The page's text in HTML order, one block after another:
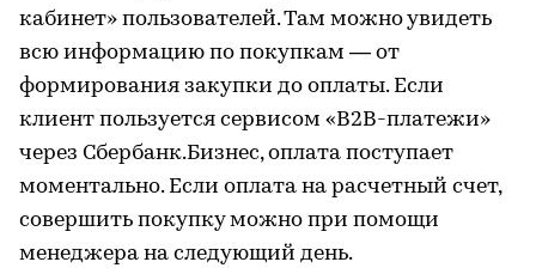
кабинет» пользователей. Там можно увидеть
всю информацию по покупкам — от
формирования закупки до оплаты. Если
клиент пользуется сервисом «B2B-платежи»
через Сбербанк.Бизнес, оплата поступает
моментально. Если оплата на расчетный счет,
совершить покупку можно при помощи
менеджера на следующий день.